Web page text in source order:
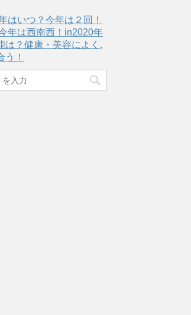
はいつ？今年は２回！
年は西南西！in2020年
は？健康・美容によく,
う！